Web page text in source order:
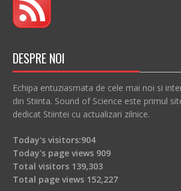
DESPRE NOI
Echipa entuziasmata de cele mai noi si
din Stiinta. Sound of Science este primul
dedicat Stiintei cu actualizari zilnice.
Today's visitors:904
Today's page views 909
Total visitors 139,303
Total page views 152,227